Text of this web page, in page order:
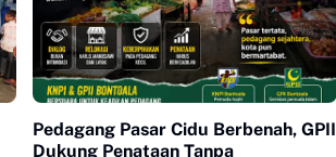
Pedagang Pasar Cidu Berbenah, GPII
Dukung Penataan Tanpa